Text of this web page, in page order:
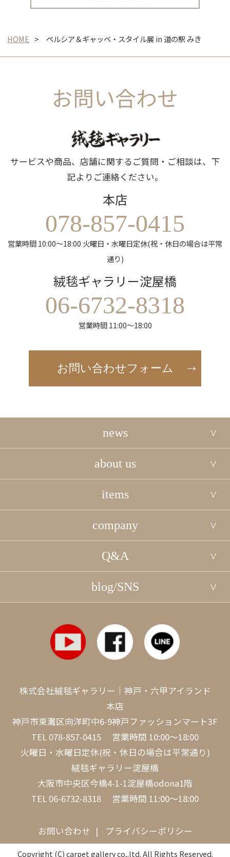
HOME ペルシア＆ギャッベ・スタイル展 in 道の駅 みき
お問い合わせ
サービスや商品、店舗に関するご質問・ご相談は、下
記よりご連絡ください。
本店
078-857-0415
営業時間 10:00～18:00 火曜日・水曜日定休(祝・休日の場合は平常
通り)
絨毯ギャラリー淀屋橋
06-6732-8318
営業時間 11:00～18:00
お問い合わせフォーム
news
about us
items
company
Q&A
blog/SNS
株式会社絨毯ギャラリー｜神戸・六甲アイランド
本店
神戸市東灘区向洋町中6-9神戸ファッションマート3F
TEL 078-857-0415 営業時間 10:00～18:00
火曜日・水曜日定休(祝・休日の場合は平常通り)
絨毯ギャラリー淀屋橋
大阪市中央区今橋4-1-1淀屋橋odona1階
TEL 06-6732-8318 営業時間 11:00～18:00
お問い合わせ プライバシーポリシー
Copyright (C) carpet gallery co,.ltd. All Rights Reserved.